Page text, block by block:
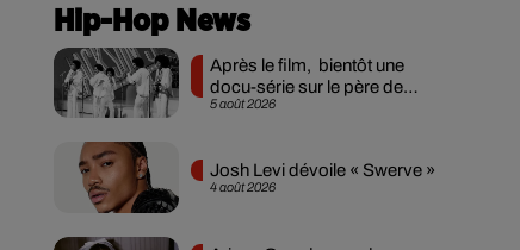
Hip-Hop News
5 août 2026
Après le film, bientôt une
docu-série sur le père de
Michael Jackson
4 août 2026
Josh Levi dévoile « Swerve »